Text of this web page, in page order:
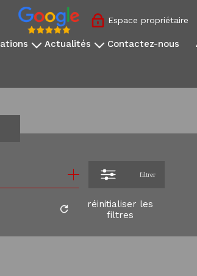
Espace propriétaire
actualités contactez-nous
filtrer
réinitialiser les
filtres